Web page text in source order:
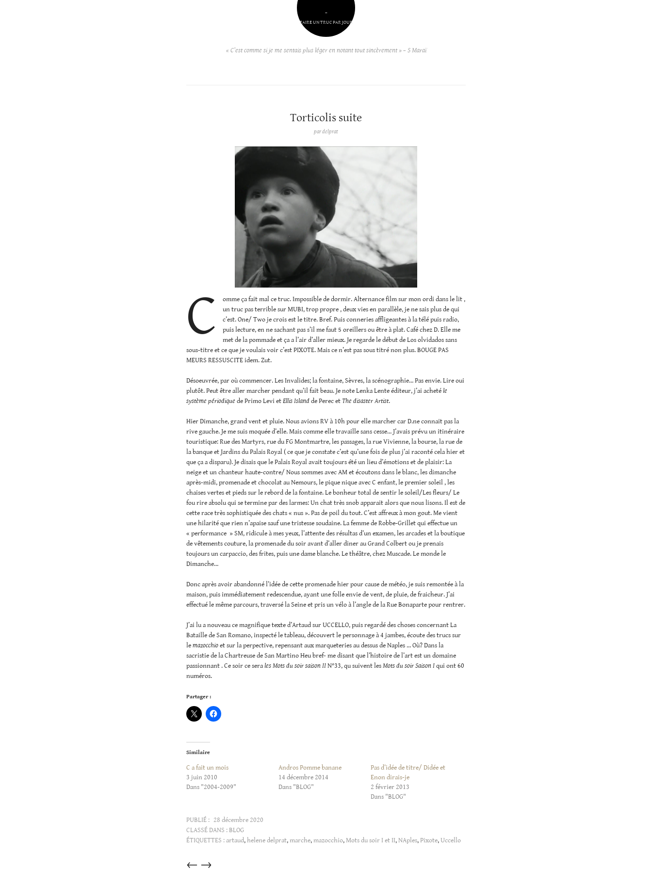
–
FAIRE UN TRUC PAR JOUR
« C’est comme si je me sentais plus léger en notant tout sincèrement » – S Maraï
Torticolis suite
pardelprat
C
omme ça fait mal ce truc. Impossible de dormir. Alternance film sur mon ordi dans le lit ,
un truc pas terrible sur MUBI, trop propre , deux vies en parallèle, je ne sais plus de qui
c’est. One/ Two je crois est le titre. Bref. Puis conneries affligeantes à la télé puis radio,
puis lecture, en ne sachant pas s’il me faut 5 oreillers ou être à plat. Café chez D. Elle me
met de la pommade et ça a l’air d’aller mieux. Je regarde le début de Los olvidados sans
sous-titre et ce que je voulais voir c’est PIXOTE. Mais ce n’est pas sous titré non plus. BOUGE PAS
MEURS RESSUSCITE idem. Zut.
Désoeuvrée, par où commencer. Les Invalides; la fontaine, Sèvres, la scénographie… Pas envie. Lire oui
plutôt. Peut être aller marcher pendant qu’il fait beau. Je note Lenka Lente éditeur, j’ai achetéle
système périodique de Primo Levi etEllis Islandde Perec etThe disaster Artist.
Hier Dimanche, grand vent et pluie. Nous avions RV à 10h pour elle marcher car D.ne connait pas la
rive gauche. Je me suis moquée d’elle. Mais comme elle travaille sans cesse… J’avais prévu un itinéraire
touristique: Rue des Martyrs, rue du FG Montmartre, les passages, la rue Vivienne, la bourse, la rue de
la banque et Jardins du Palais Royal ( ce que je constate c’est qu’une fois de plus j’ai raconté cela hier et
que ça a disparu). Je disais que le Palais Royal avait toujours été un lieu d’émotions et de plaisir: La
neige et un chanteur haute-contre/ Nous sommes avec AM et écoutons dans le blanc, les dimanche
après-midi, promenade et chocolat au Nemours, le pique nique avec C enfant, le premier soleil , les
chaises vertes et pieds sur le rebord de la fontaine. Le bonheur total de sentir le soleil/Les fleurs/ Le
fou rire absolu qui se termine par des larmes: Un chat très snob apparait alors que nous lisons. Il est de
cette race très sophistiquée des chats « nus ». Pas de poil du tout. C’est affreux à mon gout. Me vient
une hilarité que rien n’apaise sauf une tristesse soudaine. La femme de Robbe-Grillet qui effectue un
« performance » SM, ridicule à mes yeux, l’attente des résultas d’un examen, les arcades et la boutique
de vêtements couture, la promenade du soir avant d’aller diner au Grand Colbert ou je prenais
toujours un carpaccio, des frites, puis une dame blanche. Le théâtre, chez Muscade. Le monde le
Dimanche…
Donc après avoir abandonné l’idée de cette promenade hier pour cause de météo, je suis remontée à la
maison, puis immédiatement redescendue, ayant une folle envie de vent, de pluie, de fraicheur. J’ai
effectué le même parcours, traversé la Seine et pris un vélo à l’angle de la Rue Bonaparte pour rentrer.
J’ai lu a nouveau ce magnifique texte d’Artaud sur UCCELLO, puis regardé des choses concernant La
Bataille de San Romano, inspecté le tableau, découvert le personnage à 4 jambes, écoute des trucs sur
lemazocchioet sur la perpective, repensant aux marqueteries au dessus de Naples … Où? Dans la
sacristie de la Chartreuse de San Martino Heu bref- me disant que l’histoire de l’art est un domaine
passionnant . Ce soir ce serales Mots du soir saison IIN°33, qu suivent lesMots du soir Saison Iqui ont 60
numéros.
Partager :
Similaire
C a fait un mois
3 juin 2010
Dans "2004-2009"
Andros Pomme banane
14 décembre 2014
Dans "BLOG"
Pas d’idée de titre/ Didée et
Enon dirais-je
2 février 2013
Dans "BLOG"
PUBLIÉ : 28 décembre 2020
CLASSÉ DANS :BLOG
ÉTIQUETTES :artaud,helene delprat,marche,mazocchio,Mots du soir I et II,NAples,Pixote,Uccello
Articles
→
←